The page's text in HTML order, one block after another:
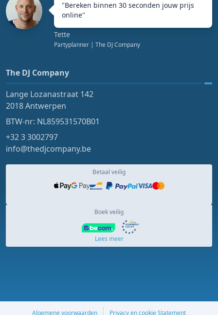
"Bereken binnen 30 seconden jouw prijs
online"
Tette
Partyplanner | The DJ Company
The DJ Company
Lange Lozanastraat 142
2018 Antwerpen
BTW-nr: NL859531570B01
+32 3 3002797
info@thedjcompany.be
Betaal veilig
Boek veilig
Lees meer
Algemene voorwaarden Privacy en cookie Statement